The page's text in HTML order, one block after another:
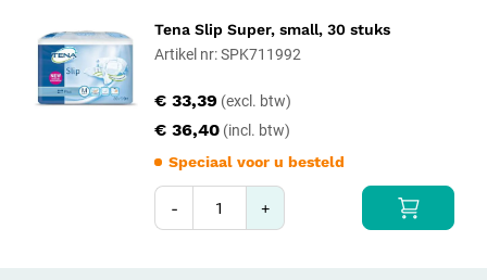
Tena Slip Super, small, 30 stuks
Artikel nr: SPK711992
€ 36,40
€ 33,39
Speciaal voor u besteld
- +